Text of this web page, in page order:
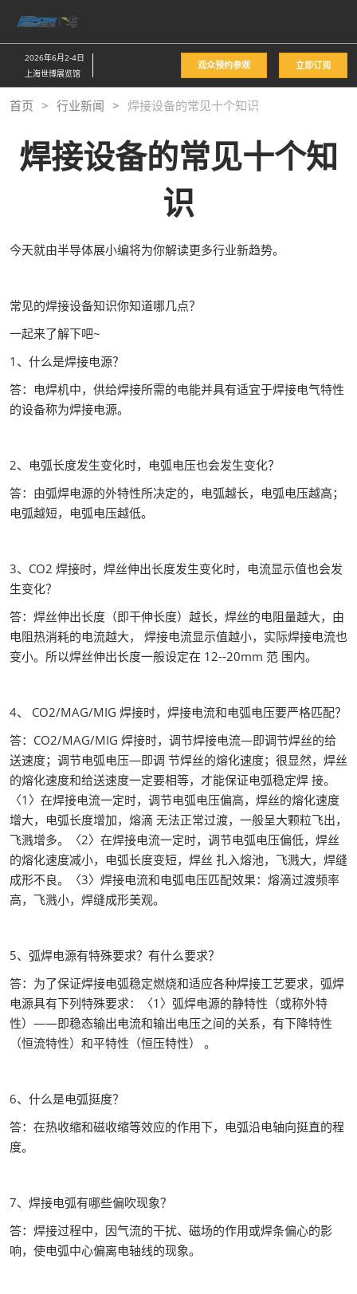
接
跳
至
内
2026年6月2-4日
上海世博展览馆
观众预约参观 立即订阅
首页 行业新闻 焊接设备的常见十个知识
焊接设备的常见十个知
识
今天就由半导体展小编将为你解读更多行业新趋势。
常见的焊接设备知识你知道哪几点？
一起来了解下吧~
1、什么是焊接电源？
答：电焊机中，供给焊接所需的电能并具有适宜于焊接电气特性
的设备称为焊接电源。
2、电弧长度发生变化时，电弧电压也会发生变化？
答：由弧焊电源的外特性所决定的，电弧越长，电弧电压越高；
电弧越短，电弧电压越低。
3、CO2 焊接时，焊丝伸出长度发生变化时，电流显示值也会发
生变化？
答：焊丝伸出长度（即干伸长度）越长，焊丝的电阻量越大，由
电阻热消耗的电流越大， 焊接电流显示值越小，实际焊接电流也
变小。所以焊丝伸出长度一般设定在 12--20mm 范 围内。
4、 CO2/MAG/MIG 焊接时，焊接电流和电弧电压要严格匹配？
答：CO2/MAG/MIG 焊接时，调节焊接电流—即调节焊丝的给
送速度；调节电弧电压—即调 节焊丝的熔化速度；很显然，焊丝
的熔化速度和给送速度一定要相等，才能保证电弧稳定焊 接。
〈1〉在焊接电流一定时，调节电弧电压偏高，焊丝的熔化速度
增大，电弧长度增加，熔滴 无法正常过渡，一般呈大颗粒飞出，
飞溅增多。〈2〉在焊接电流一定时，调节电弧电压偏低，焊丝
的熔化速度减小，电弧长度变短，焊丝 扎入熔池，飞溅大，焊缝
成形不良。〈3〉焊接电流和电弧电压匹配效果：熔滴过渡频率
高，飞溅小，焊缝成形美观。
5、弧焊电源有特殊要求？有什么要求？
答：为了保证焊接电弧稳定燃烧和适应各种焊接工艺要求，弧焊
电源具有下列特殊要求：〈1〉弧焊电源的静特性（或称外特
性）——即稳态输出电流和输出电压之间的关系，有下降特性
（恒流特性）和平特性（恒压特性） 。
6、什么是电弧挺度？
答：在热收缩和磁收缩等效应的作用下，电弧沿电轴向挺直的程
度。
7、焊接电弧有哪些偏吹现象？
答：焊接过程中，因气流的干扰、磁场的作用或焊条偏心的影
响，使电弧中心偏离电轴线的现象。